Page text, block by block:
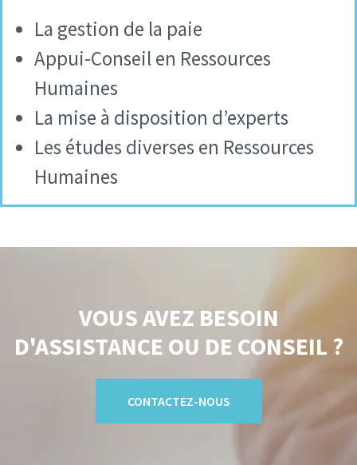
La gestion de la paie
Appui-Conseil en Ressources
Humaines
La mise à disposition d’experts
Les études diverses en Ressources
Humaines
VOUS AVEZ BESOIN
D'ASSISTANCE OU DE CONSEIL ?
CONTACTEZ-NOUS